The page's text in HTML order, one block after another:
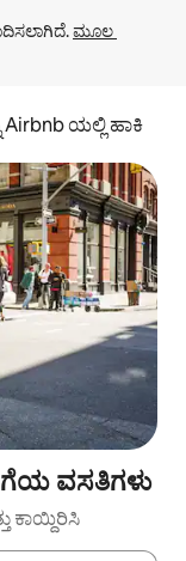
ಮೂಲ
Airbnb ಯಲ್ಲಿ ಹಾಕಿ
ವಸತಿಗಳು
ಕಾಯ್ದಿರಿಸಿ